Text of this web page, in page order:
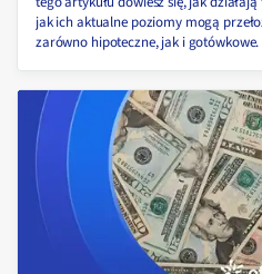
jak ich aktualne poziomy mogą
zarówno hipoteczne, jak i gotówkowe.